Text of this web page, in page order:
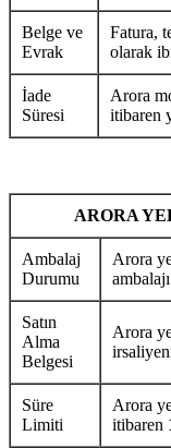
Belge ve
Evrak
Fatura,
olarak
İade
Süresi
Arora
itibaren
ARORA
Ambalaj
Durumu
Arora
Satın
Alma
Belgesi
Arora
Süre
Limiti
Arora
itibaren